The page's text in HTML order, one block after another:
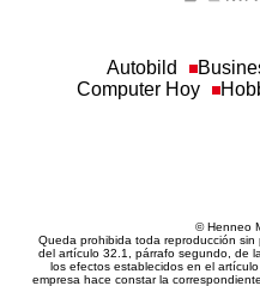
Autobild
Computer Hoy
© Henneo
Queda prohibida toda reproducción
del artículo 32.1, párrafo segundo, de
los efectos establecidos en el
empresa hace constar la